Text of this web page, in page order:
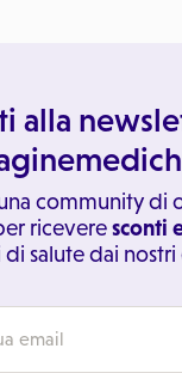
alla
community di
riceveresconti
salute dai nostri